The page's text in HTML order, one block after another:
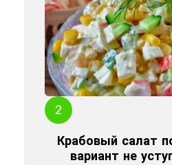
Крабовый салат
вариант не